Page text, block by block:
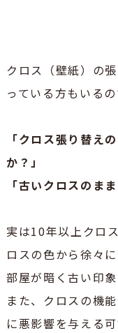
クロス（壁紙）の
っている方もいる
「クロス張り替え
か？」
「古いクロスのま
実は10年以上クロ
ロスの色から徐々に
部屋が暗く古い印
また、クロスの機
に悪影響を与える